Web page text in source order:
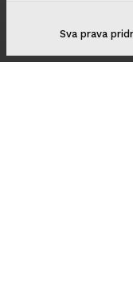
Sva prava